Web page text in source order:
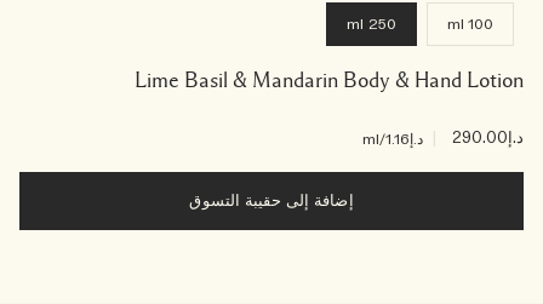
100 ml
250 ml
Lime Basil & Mandarin Body & Hand Lotion
د.إ290.00 د.إ1.16 /ml
إضافة إلى حقيبة التسوق